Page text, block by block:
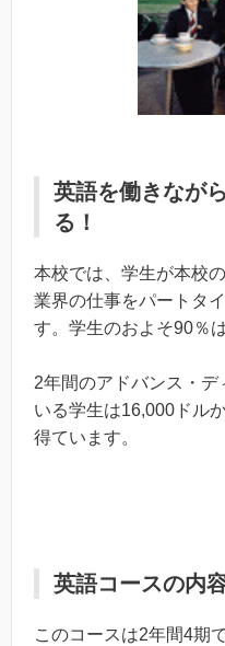
英語を働きなが
る！
本校では、学生が本校
業界の仕事をパートタ
す。学生のおよそ90％
2年間のアドバンス・デ
いる学生は16,000ドル
得ています。
英語コースの内
このコースは2年間4期